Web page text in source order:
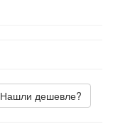
Нашли дешевле?